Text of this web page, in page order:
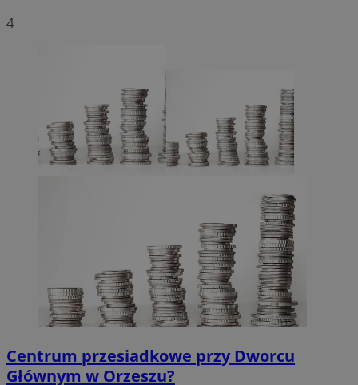
4
Centrum przesiadkowe przy Dworcu
Głównym w Orzeszu?